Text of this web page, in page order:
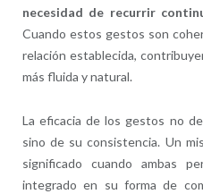
necesidad de recurrir
Cuando estos gestos son
relación establecida,
más fluida y natural.
La eficacia de los gestos no
sino de su consistencia. Un
significado cuando ambas
integrado en su forma de